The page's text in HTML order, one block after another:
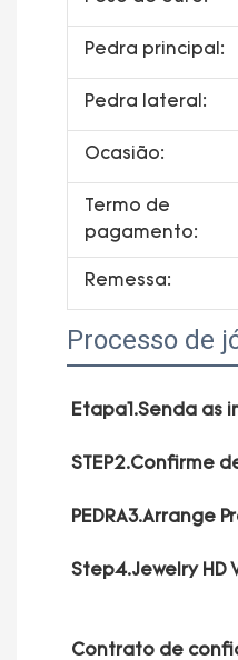
Pedra principal:
Pedra lateral:
Ocasião:
Termo de
pagamento:
Remessa:
Processo de